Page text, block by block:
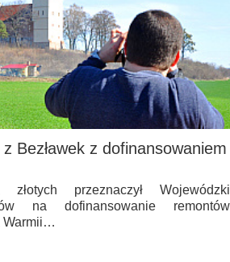
Bezławek z dofinansowaniem
przeznaczył Wojewódzki
na dofinansowanie remontów
Warmii…